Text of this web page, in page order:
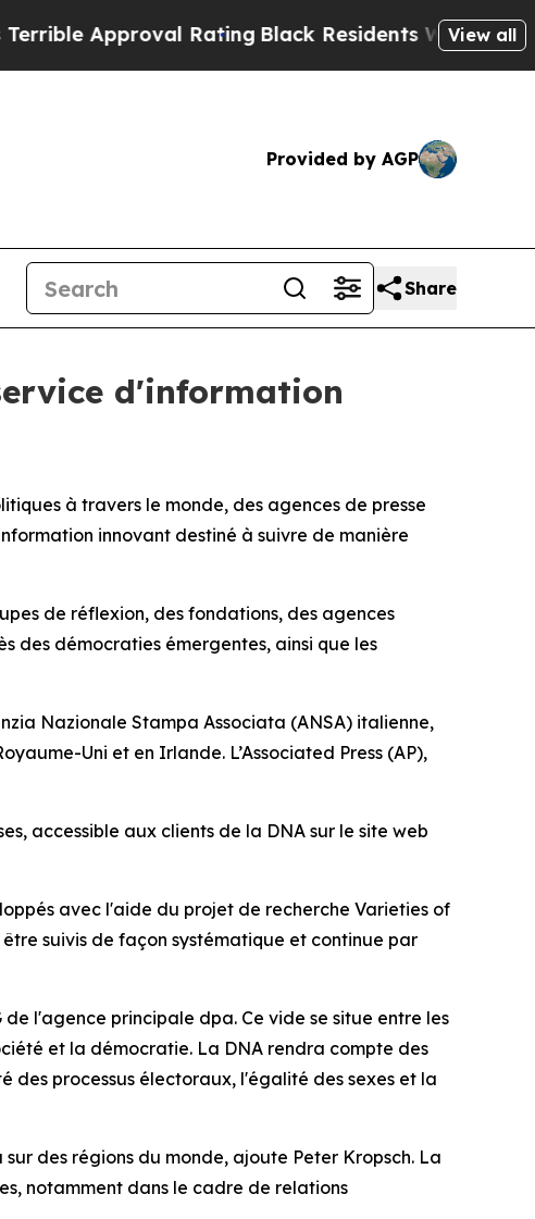
Approval RatingBlack Residents Warned ofView all
Provided by AGP
Share
d'information
à travers le monde, des agences de presse
innovant destiné à suivre de manière
de réflexion, des fondations, des agences
des démocraties émergentes, ainsi que les
Nazionale Stampa Associata (ANSA) italienne,
Uni et en Irlande. L’Associated Press (AP),
accessible aux clients de la DNA sur le site web
avec l'aide du projet de recherche Varieties of
suivis de façon systématique et continue par
l'agence principale dpa. Ce vide se situe entre les
et la démocratie. La DNA rendra compte des
des processus électoraux, l'égalité des sexes et la
des régions du monde, ajoute Peter Kropsch. La
notamment dans le cadre de relations